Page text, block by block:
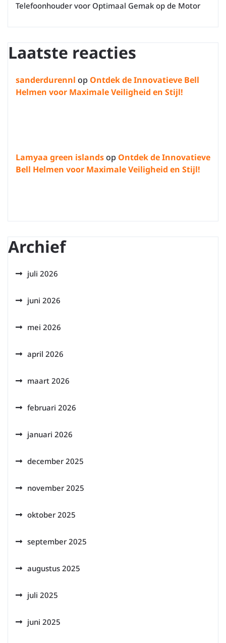
Telefoonhouder voor Optimaal Gemak op de Motor
Laatste reacties
sanderdurennl op Ontdek de Innovatieve Bell
Helmen voor Maximale Veiligheid en Stijl!
Lamyaa green islandsop Ontdek de Innovatieve
Bell Helmen voor Maximale Veiligheid en Stijl!
Archief
juli 2026
juni 2026
mei 2026
april 2026
maart 2026
februari 2026
januari 2026
december 2025
november 2025
oktober 2025
september 2025
augustus 2025
juli 2025
juni 2025